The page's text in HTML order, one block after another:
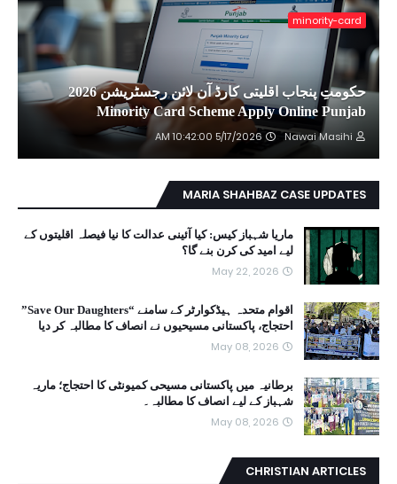
minority-card
حکومتِ پنجاب اقلیتی کارڈ آن لائن رجسٹریشن 2026
Minority Card Scheme Apply Online Punjab
Nawai Masihi
5/17/2026 10:42:00 AM
MARIA SHAHBAZ CASE UPDATES
ماریا شہباز کیس: کیا آئینی عدالت کا نیا فیصلہ اقلیتوں کے
لیے امید کی کرن بنے گا؟
May 22, 2026
اقوام متحدہ ہیڈکوارٹر کے سامنے “Save Our Daughters”
احتجاج، پاکستانی مسیحیوں نے انصاف کا مطالبہ کر دیا
May 08, 2026
برطانیہ میں پاکستانی مسیحی کمیونٹی کا احتجاج؛ ماریہ
شہباز کے لیے انصاف کا مطالبہ۔
May 08, 2026
CHRISTIAN ARTICLES